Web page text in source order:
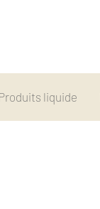
liquide